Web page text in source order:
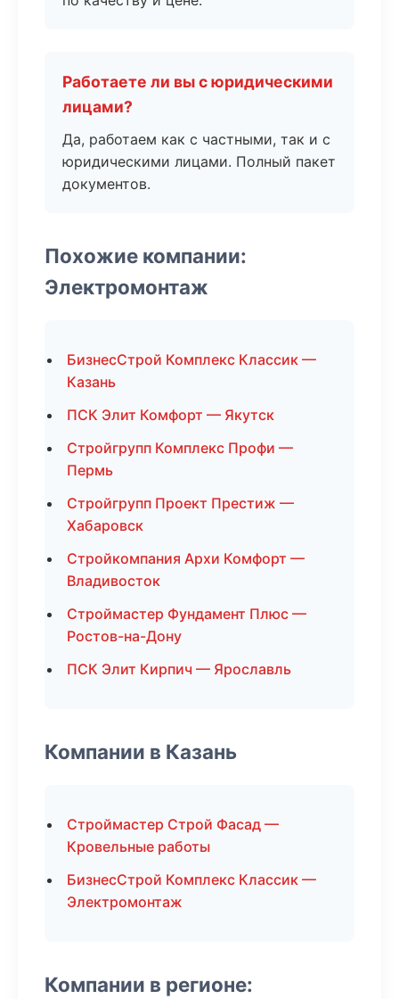
Работаете ли вы с юридическими
лицами?
Да, работаем как с частными, так и с
юридическими лицами. Полный пакет
документов.
Похожие компании:
Электромонтаж
БизнесСтрой Комплекс Классик —
Казань
ПСК Элит Комфорт — Якутск
Стройгрупп Комплекс Профи —
Пермь
Стройгрупп Проект Престиж —
Хабаровск
Стройкомпания Архи Комфорт —
Владивосток
Строймастер Фундамент Плюс —
Ростов-на-Дону
ПСК Элит Кирпич — Ярославль
Компании в Казань
Строймастер Строй Фасад —
Кровельные работы
БизнесСтрой Комплекс Классик —
Электромонтаж
Компании в регионе: